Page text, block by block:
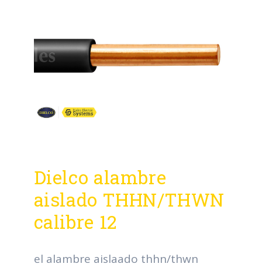
Dielco alambre
aislado THHN/THWN
calibre 12
el alambre aislaado thhn/thwn